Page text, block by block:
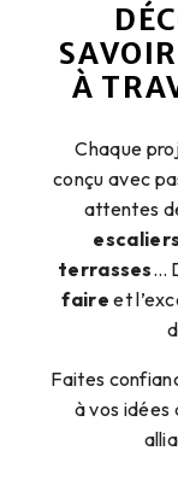
À
Chaque
conçu avec
attentes
escaliers
terrasses…
faire et
Faites
à vos idées